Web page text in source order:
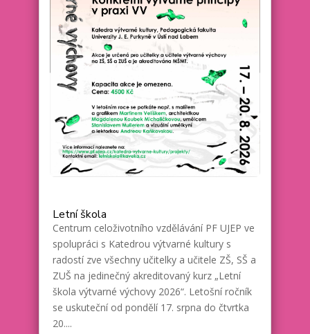
Letní škola
Centrum celoživotního vzdělávání PF UJEP ve
spolupráci s Katedrou výtvarné kultury s
radostí zve všechny učitelky a učitele ZŠ, SŠ a
ZUŠ na jedinečný akreditovaný kurz „Letní
škola výtvarné výchovy 2026“. Letošní ročník
se uskuteční od pondělí 17. srpna do čtvrtka
20....